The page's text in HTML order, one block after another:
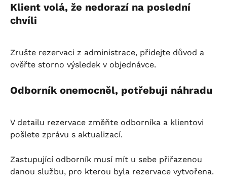
Klient volá, že nedorazí na poslední
chvíli
Zrušte rezervaci z administrace, přidejte důvod a
ověřte storno výsledek v objednávce.
Odborník onemocněl, potřebuji náhradu
V detailu rezervace změňte odborníka a klientovi
pošlete zprávu s aktualizací.
Zastupující odborník musí mít u sebe přiřazenou
danou službu, pro kterou byla rezervace vytvořena.